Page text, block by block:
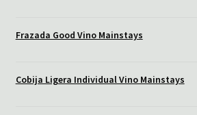
Frazada Good Vino Mainstays
Cobija Ligera Individual Vino Mainstays